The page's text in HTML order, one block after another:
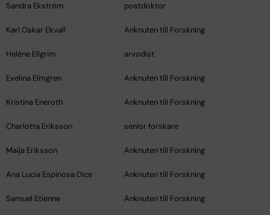
Sandra Ekström postdoktor
Karl Oskar Ekvall Anknuten till Forskning
Heléne Ellgrim arvodist
Evelina Elmgren Anknuten till Forskning
Kristina Eneroth Anknuten till Forskning
Charlotta Eriksson senior forskare
Maija Eriksson Anknuten till Forskning
Ana Lucia Espinosa Dice Anknuten till Forskning
Samuel Etienne Anknuten till Forskning